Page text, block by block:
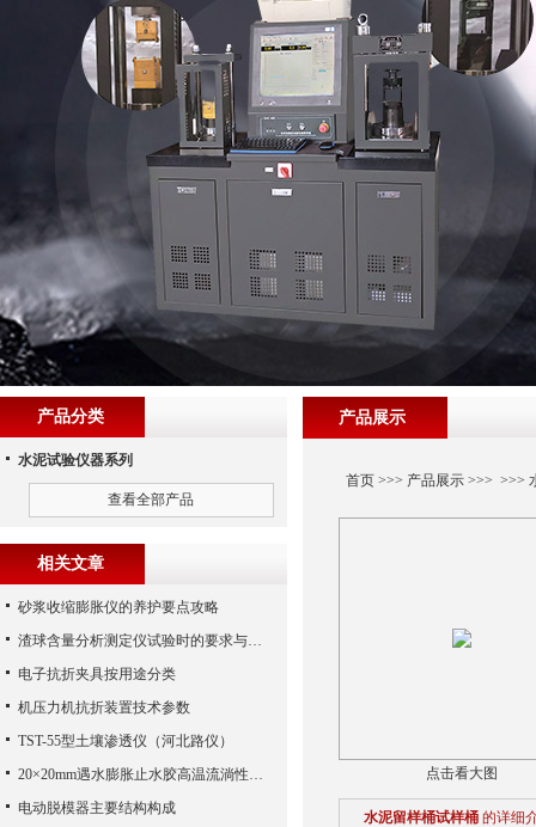
产品展示
首页>>> 产品展示>>> >>>
点击看大图
水泥留样桶试样桶 的详细
产品分类
水泥试验仪器系列
查看全部产品
相关文章
砂浆收缩膨胀仪的养护要点攻略
渣球含量分析测定仪试验时的要求与要点总结
电子抗折夹具按用途分类
机压力机抗折装置技术参数
TST-55型土壤渗透仪（河北路仪）
20×20mm遇水膨胀止水胶高温流淌性试验板下载
电动脱模器主要结构构成